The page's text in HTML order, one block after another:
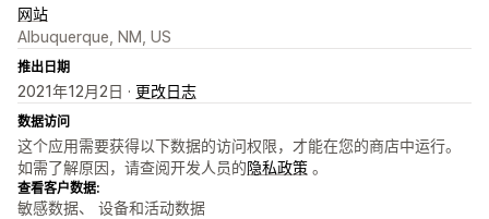
网站
Albuquerque, NM, US
推出日期
2021年12月2日 · 更改日志
数据访问
这个应用需要获得以下数据的访问权限，才能在您的商店中运行。
如需了解原因，请查阅开发人员的隐私政策 。
查看客户数据:
敏感数据、 设备和活动数据